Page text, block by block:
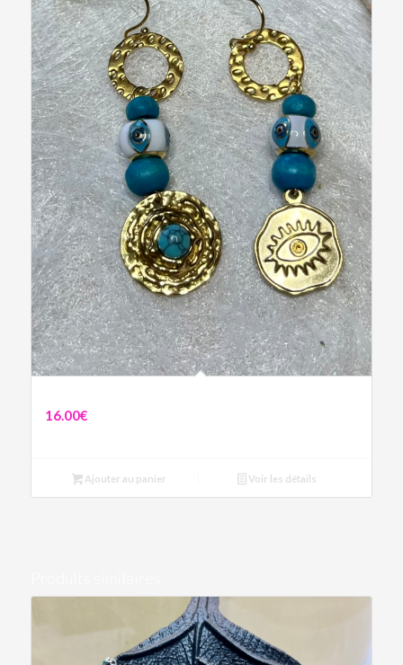
16.00€
Ajouter au panier Voir les détails